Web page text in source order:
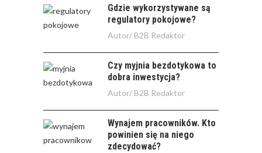
Gdzie wykorzystywane są
regulatory pokojowe?
Autor/ B2B Redaktor
Czy myjnia bezdotykowa to
dobra inwestycja?
Autor/ B2B Redaktor
Wynajem pracowników. Kto
powinien się na niego
zdecydować?